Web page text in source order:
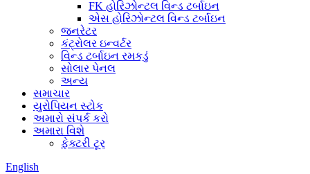
FK હોરિઝોન્ટલ વિન્ડ ટર્બાઇન
એસ હોરિઝોન્ટલ વિન્ડ ટર્બાઇન
જનરેટર
કંટ્રોલર ઇન્વર્ટર
વિન્ડ ટર્બાઇન રમકડું
સોલાર પેનલ
અન્ય
સમાચાર
યુરોપિયન સ્ટોક
અમારો સંપર્ક કરો
અમારા વિશે
ફેક્ટરી ટૂર
English